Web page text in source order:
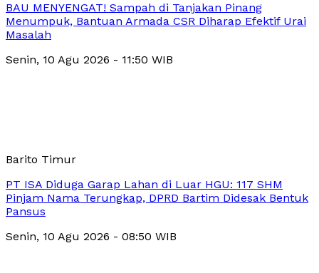
BAU MENYENGAT! Sampah di Tanjakan Pinang
Menumpuk, Bantuan Armada CSR Diharap Efektif Urai
Masalah
Senin, 10 Agu 2026 - 11:50 WIB
Barito Timur
PT ISA Diduga Garap Lahan di Luar HGU: 117 SHM
Pinjam Nama Terungkap, DPRD Bartim Didesak Bentuk
Pansus
Senin, 10 Agu 2026 - 08:50 WIB